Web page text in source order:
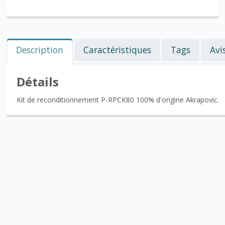
Description Caractéristiques Tags
Détails
Kit de reconditionnement P-RPCK80 100% d'origine Akrapovic.